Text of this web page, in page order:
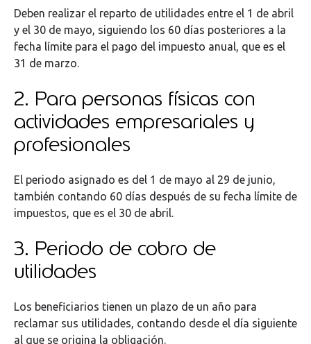
Deben realizar el reparto de utilidades entre el 1 de abril
y el 30 de mayo, siguiendo los 60 días posteriores a la
fecha límite para el pago del impuesto anual, que es el
31 de marzo.
2. Para personas físicas con
actividades empresariales y
profesionales
El periodo asignado es del 1 de mayo al 29 de junio,
también contando 60 días después de su fecha límite de
impuestos, que es el 30 de abril.
3. Periodo de cobro de
utilidades
Los beneficiarios tienen un plazo de un año para
reclamar sus utilidades, contando desde el día siguiente
al que se origina la obligación.